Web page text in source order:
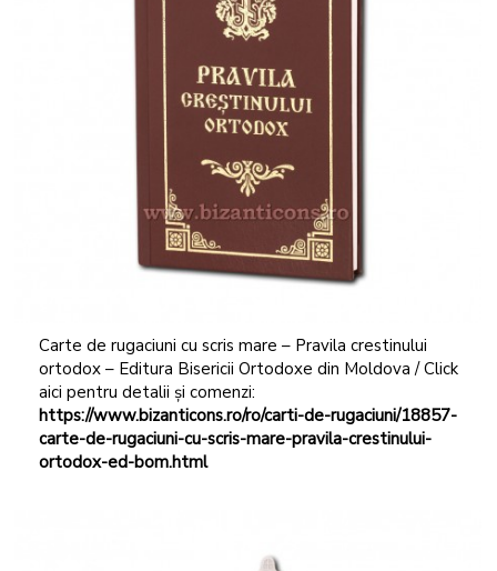
Carte de rugaciuni cu scris mare – Pravila crestinului
ortodox – Editura Bisericii Ortodoxe din Moldova / Click
aici pentru detalii și comenzi:
https://www.bizanticons.ro/ro/carti-de-rugaciuni/18857-
carte-de-rugaciuni-cu-scris-mare-pravila-crestinului-
ortodox-ed-bom.html